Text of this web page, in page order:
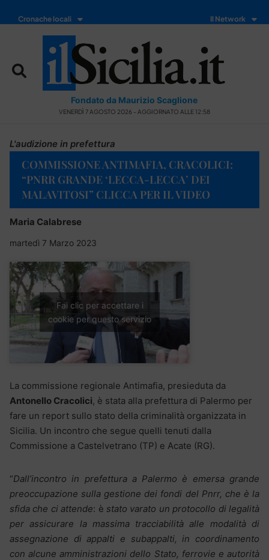
Cronache locali Il Network
Fondato da Maurizio Scaglione
VENERDÌ 7 AGOSTO 2026 - AGGIORNATO ALLE 12:58
L'audizione in prefettura
COMMISSIONE ANTIMAFIA, CRACOLICI:
“PNRR GRANDE ‘LECCA-LECCA’ DEI
MALAVITOSI” CLICCA PER IL VIDEO
Maria Calabrese
martedì 7 Marzo 2023
Fai clic per accettare i
cookie per questo servizio
La commissione regionale Antimafia, presieduta da
Antonello Cracolici, è stata alla prefettura di Palermo per
fare un report sullo stato della criminalità organizzata in
Sicilia. Un incontro che segue quelli tenuti dalla
Commissione a Castelvetrano (TP) e Acate (RG).
“Dall’incontro in prefettura a Palermo è emersa grande
preoccupazione sulla gestione dei fondi del Pnrr, che è la
sfida che ci attende: è stato varato un protocollo di legalità
per assicurare la massima tracciabilità alle modalità di
assegnazione di appalti e subappalti, in coordinamento
con alcune amministrazioni dello Stato, ferrovie e autorità